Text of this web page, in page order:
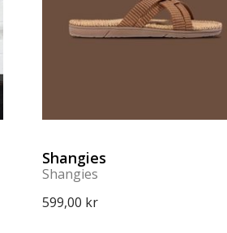
Shangies
Shangies
599,00 kr